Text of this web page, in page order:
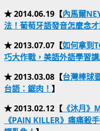
★ 2014.06.19【內馬爾
法！葡萄牙語發音怎麼念才
★ 2013.07.07【如何拿到
巧大作戰，美語外語學習講
★ 2013.03.08【台灣棒球
台語：鋸肉！ 】
★ 2013.02.12【 《沐月
《PAIN KILLER》痛痛殺